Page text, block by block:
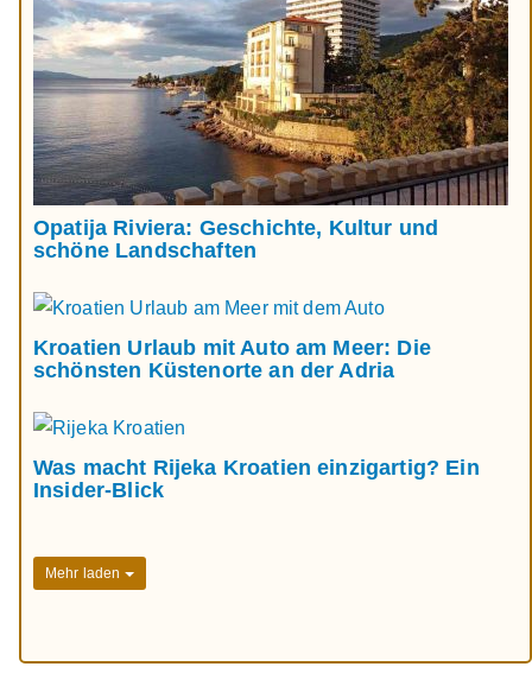
Opatija Riviera: Geschichte, Kultur und
schöne Landschaften
Kroatien Urlaub mit Auto am Meer: Die
schönsten Küstenorte an der Adria
Was macht Rijeka Kroatien einzigartig? Ein
Insider-Blick
Mehr laden